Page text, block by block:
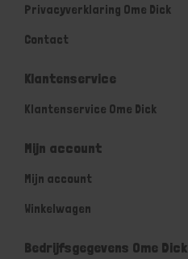
Privacyverklaring Ome Dick
Contact
Klantenservice
Klantenservice Ome Dick
Mijn account
Mijn account
Winkelwagen
Bedrijfsgegevens Ome Dick